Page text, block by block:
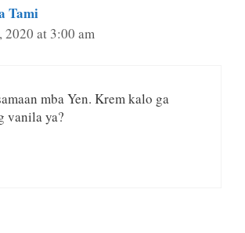
Tami
2020 at 3:00 am
mba Yen. Krem kalo ga
vanila ya?